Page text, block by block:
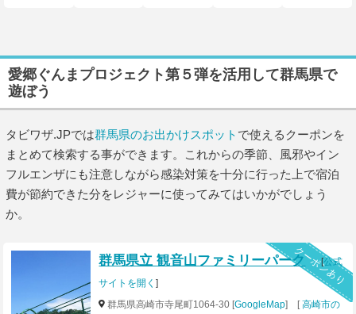
愛郷ぐんまプロジェクト第５弾を活用して群馬県で
遊ぼう
タビワザ.JPでは群馬県のお出かけスポット で使えるクーポンを
まとめて検索する事ができます。これからの季節、風邪やイン
フルエンザにも注意しながら感染対策を十分に行った上で宿泊
費が節約できた分をレジャーに使ってみてはいかがでしょう
か。
クーポンあり
群馬県立 観音山ファミリーパーク [公式
サイトを開く]
群馬県高崎市寺尾町1064-30 [GoogleMap] [高崎市の